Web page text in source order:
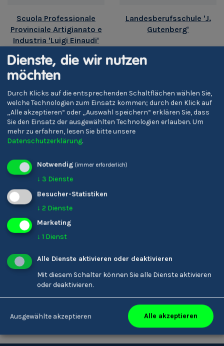
Scuola Professionale
Provinciale Artigianato e
Industria 'Luigi Einaudi'
Landesberufsschule 'J.
Gutenberg'
Landesberufsschule für
das Gastgewerbe 'Savoy'
Meran
More schools coming soon!
Dienste, die wir nutzen
möchten
Durch Klicks auf die entsprechenden Schaltflächen wählen Sie,
welche Technologien zum Einsatz kommen; durch den Klick auf
„Alle akzeptieren“ oder „Auswahl speichern“ erklären Sie, dass
Sie den Einsatz der ausgewählten Technologien erlauben.Um
mehr zu erfahren, lesen Sie bitte unsere
Datenschutzerklärung.
Notwendig (immer erforderlich)
↓ 3 Dienste
Besucher-Statistiken
↓ 2 Dienste
Marketing
↓ 1 Dienst
Alle Dienste aktivieren oder deaktivieren
Mit diesem Schalter können Sie alle Dienste aktivieren
oder deaktivieren.
Ausgewählte akzeptieren Alle akzeptieren